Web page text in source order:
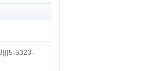
5323-